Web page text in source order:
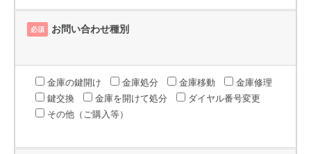
必須 お問い合わせ種別
金庫の鍵開け 金庫処分 金庫移動
金庫修理
鍵交換
金庫を開けて処分
ダイヤル番号変更
その他（ご購入等）